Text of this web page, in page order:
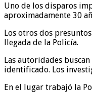
Uno de los disparos
aproximadamente 30
Los otros dos
llegada de la Policía.
Las autoridades
identificado. Los
En el lugar trabajó la